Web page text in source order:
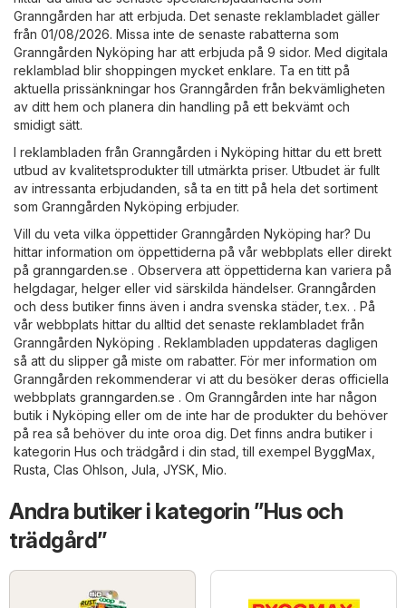
Granngården har att erbjuda. Det senaste reklambladet gäller
från 01/08/2026. Missa inte de senaste rabatterna som
Granngården Nyköping har att erbjuda på 9 sidor. Med digitala
reklamblad blir shoppingen mycket enklare. Ta en titt på
aktuella prissänkningar hos Granngården från bekvämligheten
av ditt hem och planera din handling på ett bekvämt och
smidigt sätt.
I reklambladen från Granngården i Nyköping hittar du ett brett
utbud av kvalitetsprodukter till utmärkta priser. Utbudet är fullt
av intressanta erbjudanden, så ta en titt på hela det sortiment
som Granngården Nyköping erbjuder.
Vill du veta vilka öppettider Granngården Nyköping har? Du
hittar information om öppettiderna på vår webbplats eller direkt
på granngarden.se . Observera att öppettiderna kan variera på
helgdagar, helger eller vid särskilda händelser. Granngården
och dess butiker finns även i andra svenska städer, t.ex. . På
vår webbplats hittar du alltid det senaste reklambladet från
Granngården Nyköping . Reklambladen uppdateras dagligen
så att du slipper gå miste om rabatter. För mer information om
Granngården rekommenderar vi att du besöker deras officiella
webbplats granngarden.se . Om Granngården inte har någon
butik i Nyköping eller om de inte har de produkter du behöver
på rea så behöver du inte oroa dig. Det finns andra butiker i
kategorin Hus och trädgård i din stad, till exempel ByggMax
Rusta Clas Ohlson Jula JYSK Mio.
Andra butiker i kategorin ”Hus och
trädgård”